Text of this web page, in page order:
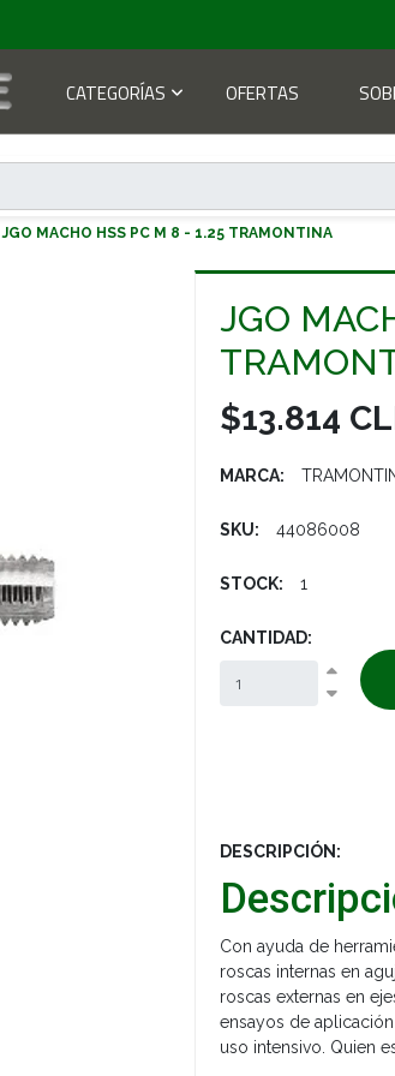
CATEGORÍAS OFERTAS
JGO MACHO HSS PC M 8 - 1.25 TRAMONTINA
JGO
$13.814
MARCA:
SKU: 44086008
STOCK: 1
CANTIDAD:
DESCRIPCIÓN:
Con ayuda de
roscas internas en
roscas externas en
ensayos de
uso intensivo. Quien